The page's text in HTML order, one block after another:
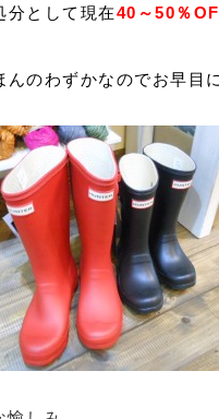
分として現在40～50％
んのわずかなのでお早目